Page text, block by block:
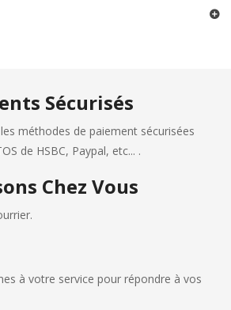
Sécurisés
méthodes de paiement sécurisées
de HSBC, Paypal, etc... .
Chez Vous
à votre service pour répondre à vos